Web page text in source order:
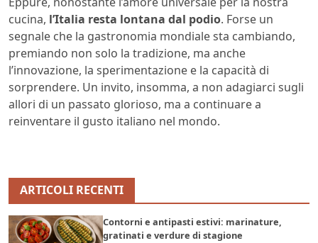
cucina, l’Italia resta lontana dal podio. Forse un
segnale che la gastronomia mondiale sta cambiando,
premiando non solo la tradizione, ma anche
l’innovazione, la sperimentazione e la capacità di
sorprendere. Un invito, insomma, a non adagiarci sugli
allori di un passato glorioso, ma a continuare a
reinventare il gusto italiano nel mondo.
ARTICOLI RECENTI
Contorni e antipasti estivi: marinature,
gratinati e verdure di stagione